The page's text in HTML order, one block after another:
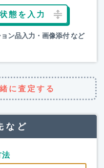
態を入力
ン品入力・画像添付 など
に査定する
など
法